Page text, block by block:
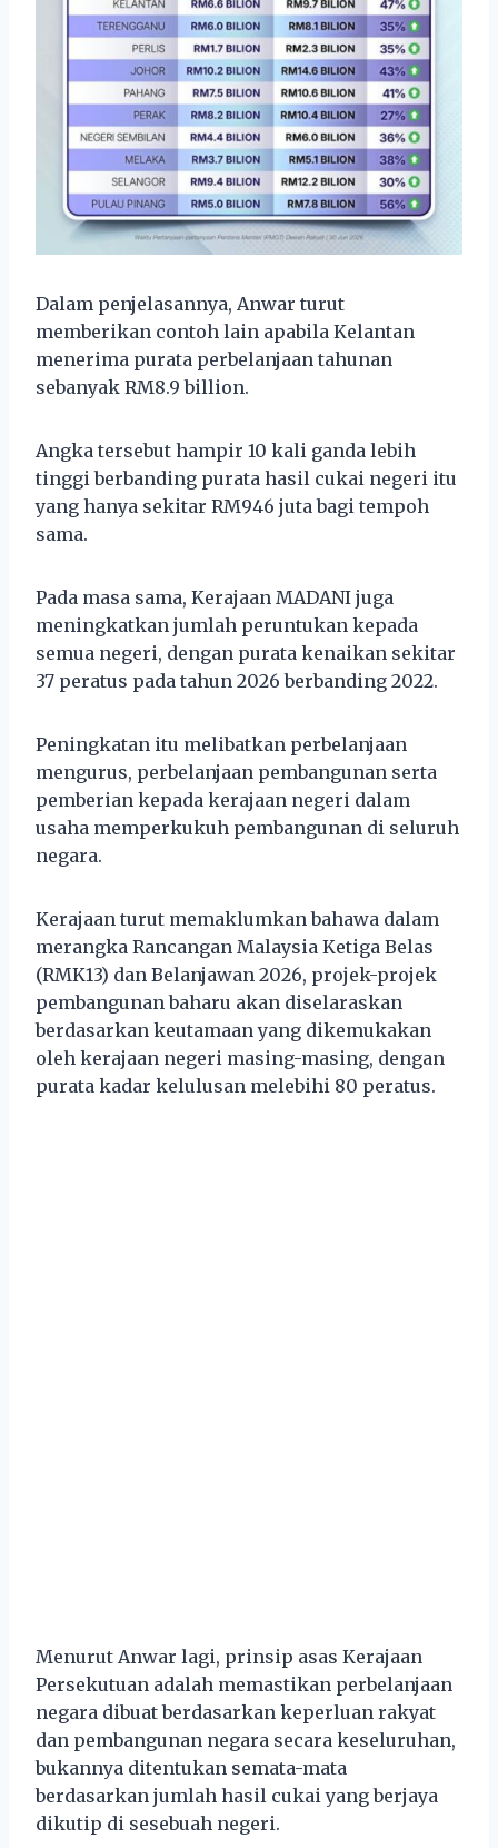
Dalam penjelasannya, Anwar turut
memberikan contoh lain apabila Kelantan
menerima purata perbelanjaan tahunan
sebanyak RM8.9 billion.
Angka tersebut hampir 10 kali ganda lebih
tinggi berbanding purata hasil cukai negeri itu
yang hanya sekitar RM946 juta bagi tempoh
sama.
Pada masa sama, Kerajaan MADANI juga
meningkatkan jumlah peruntukan kepada
semua negeri, dengan purata kenaikan sekitar
37 peratus pada tahun 2026 berbanding 2022.
Peningkatan itu melibatkan perbelanjaan
mengurus, perbelanjaan pembangunan serta
pemberian kepada kerajaan negeri dalam
usaha memperkukuh pembangunan di seluruh
negara.
Kerajaan turut memaklumkan bahawa dalam
merangka Rancangan Malaysia Ketiga Belas
(RMK13) dan Belanjawan 2026, projek-projek
pembangunan baharu akan diselaraskan
berdasarkan keutamaan yang dikemukakan
oleh kerajaan negeri masing-masing, dengan
purata kadar kelulusan melebihi 80 peratus.
Menurut Anwar lagi, prinsip asas Kerajaan
Persekutuan adalah memastikan perbelanjaan
negara dibuat berdasarkan keperluan rakyat
dan pembangunan negara secara keseluruhan,
bukannya ditentukan semata-mata
berdasarkan jumlah hasil cukai yang berjaya
dikutip di sesebuah negeri.